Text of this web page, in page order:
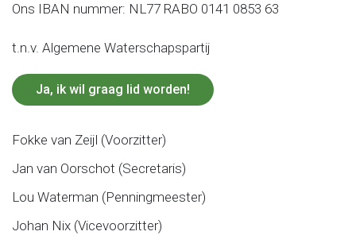
Ons IBAN nummer: NL77 RABO 0141 0853 63
t.n.v. Algemene Waterschapspartij
Ja, ik wil graag lid worden!
Fokke van Zeijl (Voorzitter)
Jan van Oorschot (Secretaris)
Lou Waterman (Penningmeester)
Johan Nix (Vicevoorzitter)